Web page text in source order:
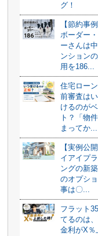
グ！
【節約事例
ボーダー
ーさんは
ンション
用を186...
住宅ロー
前審査は
けるのが
ト？「物
まってか...
【実例公
イアイプ
ングの新
のオプシ
事は〇...
フラット
てるのは
金利がX％